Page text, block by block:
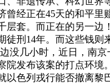
经正在45天的和平
套。而正在的另一
刑14年。而这些钱
没几小时，近日，南
发布该案的打点环
以色列戎行能否撤离